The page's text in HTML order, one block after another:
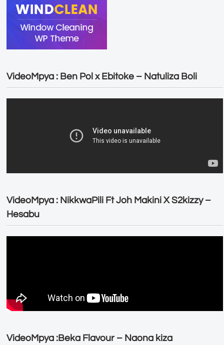
VideoMpya : Ben Pol x Ebitoke – Natuliza Boli
VideoMpya : NikkwaPili Ft Joh Makini X S2kizzy –
Hesabu
VideoMpya :Beka Flavour – Naona kiza